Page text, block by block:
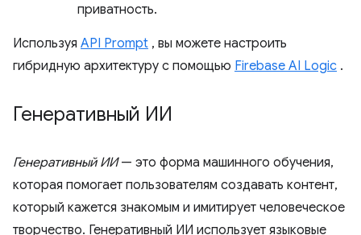
приватность.
Используя API Prompt , вы можете настроить
гибридную архитектуру с помощью Firebase AI Logic .
Генеративный ИИ
Генеративный ИИ— это форма машинного обучения,
которая помогает пользователям создавать контент,
который кажется знакомым и имитирует человеческое
творчество. Генеративный ИИ использует языковые